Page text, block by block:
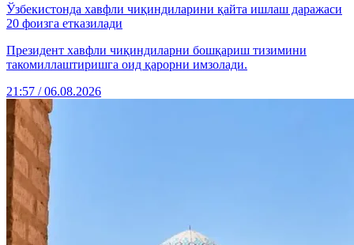
Ўзбекистонда хавфли чиқиндиларини қайта ишлаш даражаси
20 фоизга етказилади
Президент хавфли чиқиндиларни бошқариш тизимини
такомиллаштиришга оид қарорни имзолади.
21:57 / 06.08.2026